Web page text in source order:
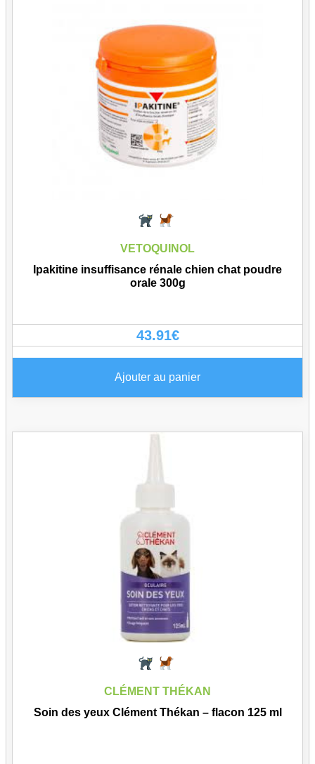
VETOQUINOL
Ipakitine insuffisance rénale chien chat poudre
orale 300g
43.91€
Ajouter au panier
CLÉMENT THÉKAN
Soin des yeux Clément Thékan – flacon 125 ml